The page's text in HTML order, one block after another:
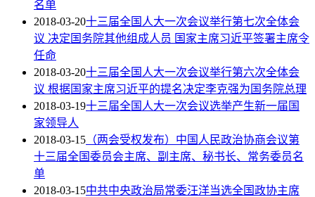
名单
2018-03-20十三届全国人大一次会议举行第七次全体会
议 决定国务院其他组成人员 国家主席习近平签署主席令
任命
2018-03-20十三届全国人大一次会议举行第六次全体会
议 根据国家主席习近平的提名决定李克强为国务院总理
2018-03-19十三届全国人大一次会议选举产生新一届国
家领导人
2018-03-15 （两会受权发布）中国人民政治协商会议第
十三届全国委员会主席、副主席、秘书长、常务委员名
单
2018-03-15中共中央政治局常委汪洋当选全国政协主席